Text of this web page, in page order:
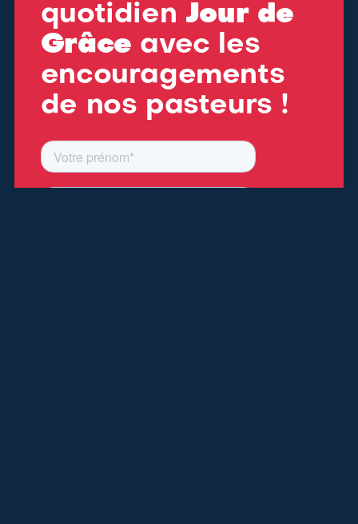
quotidien Jour de
Grâce avec les
encouragements
de nos pasteurs !